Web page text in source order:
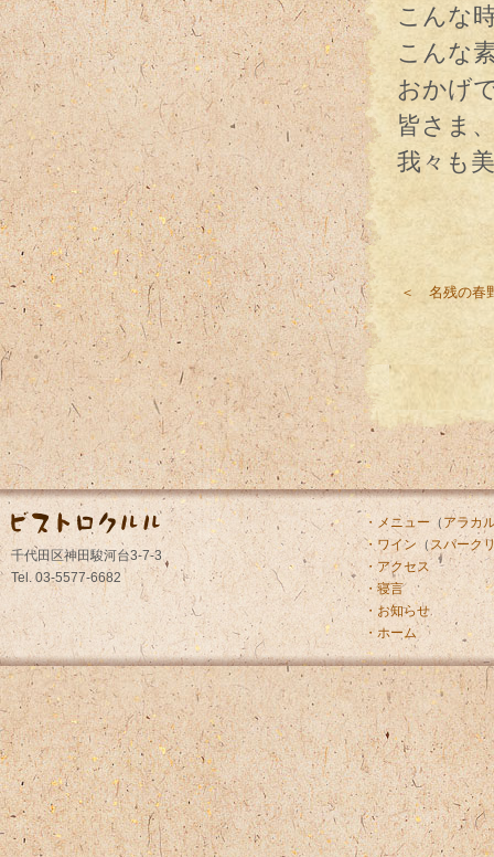
こんな
こんな
おかげ
皆さま
我々も
＜ 名残の春
千代田区神田駿河台3-7-3
Tel. 03-5577-6682
・メニュー（ アラカ
・ワイン （スパーク
・アクセス
・寝言
・お知らせ
・ホーム